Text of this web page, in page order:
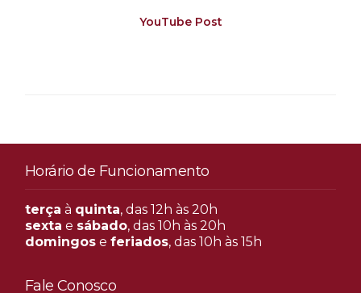
YouTube Post
Horário de Funcionamento
terça à quinta, das 12h às 20h
sexta e sábado, das 10h às 20h
domingose feriados, das 10h às 15h
Fale Conosco